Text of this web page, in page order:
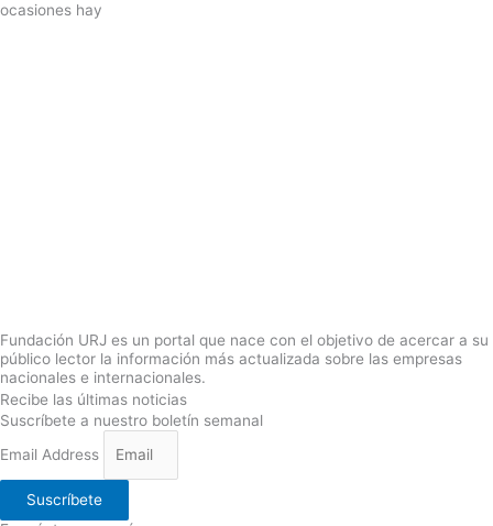
ocasiones hay
Fundación URJ es un portal que nace con el objetivo de acercar a su
público lector la información más actualizada sobre las empresas
nacionales e internacionales.
Recibe las últimas noticias
Suscríbete a nuestro boletín semanal
Email Address
Suscríbete